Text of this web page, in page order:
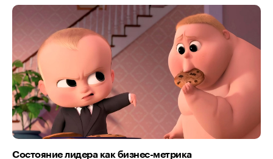
Состояние лидера как бизнес-метрика